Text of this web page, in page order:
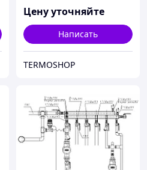
Цену уточняйте
Написать
TERMOSHOP